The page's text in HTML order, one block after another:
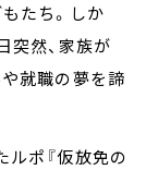
たち。しか
突然、家族が
就職の夢を諦
ポ『仮放免の